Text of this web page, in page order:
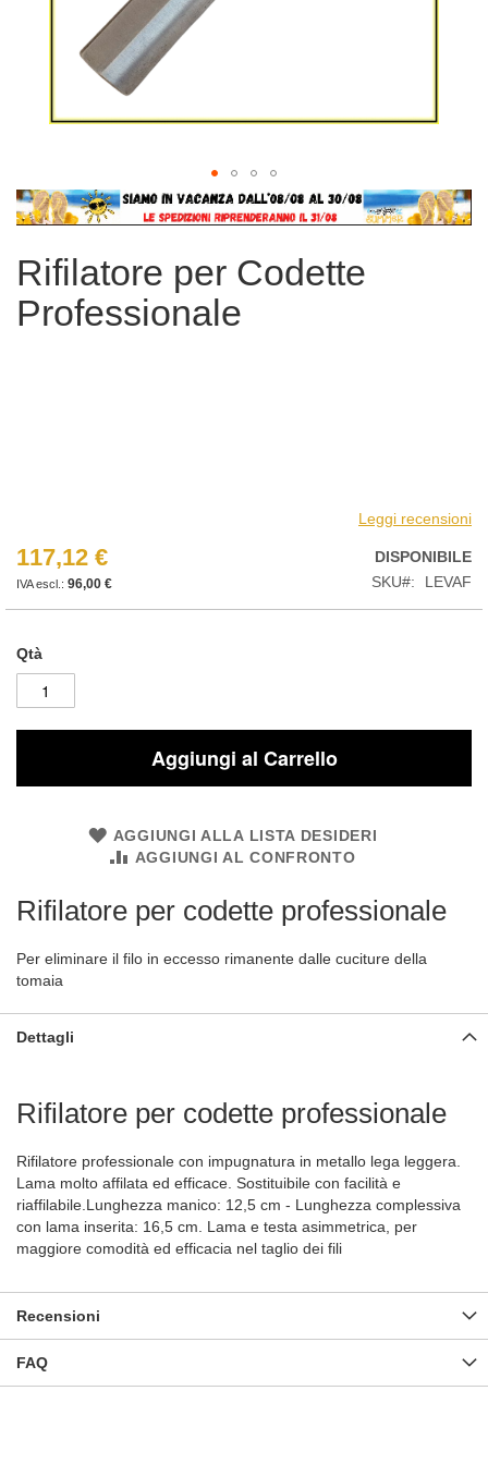
Vai
all'inizio
galleria
di
immagini
Rifilatore per Codette
Professionale
Leggi recensioni
117,12 €
96,00 €
DISPONIBILE
SKU
LEVAF
Qtà
Aggiungi al Carrello
AGGIUNGI ALLA LISTA DESIDERI
AGGIUNGI AL CONFRONTO
Rifilatore per codette professionale
Per eliminare il filo in eccesso rimanente dalle cuciture della
tomaia
Dettagli
Rifilatore per codette professionale
Rifilatore professionale con impugnatura in metallo lega leggera.
Lama molto affilata ed efficace. Sostituibile con facilità e
riaffilabile.Lunghezza manico: 12,5 cm - Lunghezza complessiva
con lama inserita: 16,5 cm. Lama e testa asimmetrica, per
maggiore comodità ed efficacia nel taglio dei fili
Recensioni
FAQ